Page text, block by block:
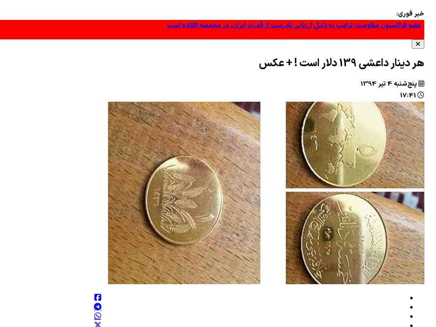
خبر فوری:
عضو فراکسیون مقاومت: ترامپ به دلیل ارزیابی نادرست از قدرت ایران، در مخمصه افتاده است
گزارش العالم از جزئیات عملیات جدید یمنی‌ها علیه اهداف سعودی +فیلم
گزارش وقوع چندین انفجار در شمال شرقی یمن
پاسخ قالیباف به اظهارات ترامپ درباره ایران: واقعیت‌ها را بپذیرید و به تعهدات‌تان عمل کنید
رژیم صهیونیستی جنوب لبنان را هدف حملات توپخانه ای قرارداد
شمار کشته‌های حمله به نیروهای مورد حمایت عربستان در یمن به ۵۸ نفر رسید
نیروهای مسلح یمن از حمله موشکی و پهپادی به مواضع وابسته به عربستان خبر دادند
شنیده شدن صدای 2 انفجار در پایتخت افغانستان
اجازه ایجاد مسیر دوم را در تنگه هرمز نمی‌دهیم
پزشکیان: مبلغ کالابرگ افزایش می‌یابد/ اصلاح نظام بانکی ادامه دارد
هر دینار داعشی 139 دلار است ! + عکس
پنج‌شنبه 4 تير 1394